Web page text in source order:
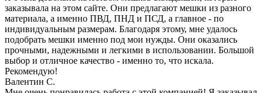
заказывала на этом сайте. Они предлагают мешки из разного
материала, а именно ПВД, ПНД и ПСД, а главное - по
индивидуальным размерам. Благодаря этому, мне удалось
подобрать мешки именно под мои нужды. Они оказались
прочными, надежными и легкими в использовании. Большой
выбор и отличное качество - именно то, что искала.
Рекомендую!
Валентин С.